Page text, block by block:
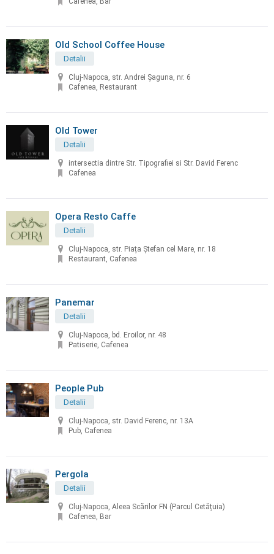
Old School Coffee House
Detalii
Cluj-Napoca, str. Andrei Șaguna, nr. 6
Cafenea, Restaurant
Old Tower
Detalii
intersectia dintre Str. Tipografiei si Str. David Ferenc
Cafenea
Opera Resto Caffe
Detalii
Cluj-Napoca, str. Piața Ștefan cel Mare, nr. 18
Restaurant, Cafenea
Panemar
Detalii
Cluj-Napoca, bd. Eroilor, nr. 48
Patiserie, Cafenea
People Pub
Detalii
Cluj-Napoca, str. David Ferenc, nr. 13A
Pub, Cafenea
Pergola
Detalii
Cluj-Napoca, Aleea Scărilor FN (Parcul Cetățuia)
Cafenea, Bar